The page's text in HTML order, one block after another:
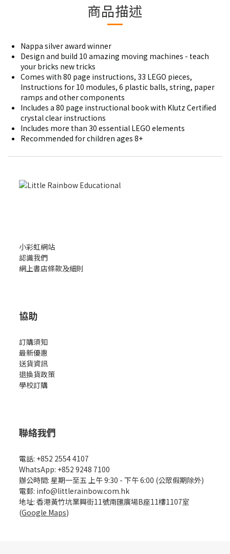
商品描述
Nappa silver award winner
Design and build 10 amazing moving machines - teach
your bricks new tricks
Comes with 80 page instructions, 33 LEGO pieces,
Instructions for 10 modules, 6 plastic balls, string, paper
ramps and other components
Includes a 80 page instructional book with Klutz Certified
crystal clear instructions
Includes more than 30 essential LEGO elements
Recommended for children ages 8+
小彩虹網站
認識我們
網上書店條款及細則
協助
訂購須知
最新優惠
送貨資訊
退換貨政策
學校訂購
聯絡我們
電話: +852 2554 4107
WhatsApp: +852 9248 7100
辦公時間: 星期一至五 上午 9:30 - 下午 6:00 (公眾假期除外)
電郵: info@littlerainbow.com.hk
地址: 香港黃竹坑業興街11號南匯廣場B座11樓1107室
(Google Maps)